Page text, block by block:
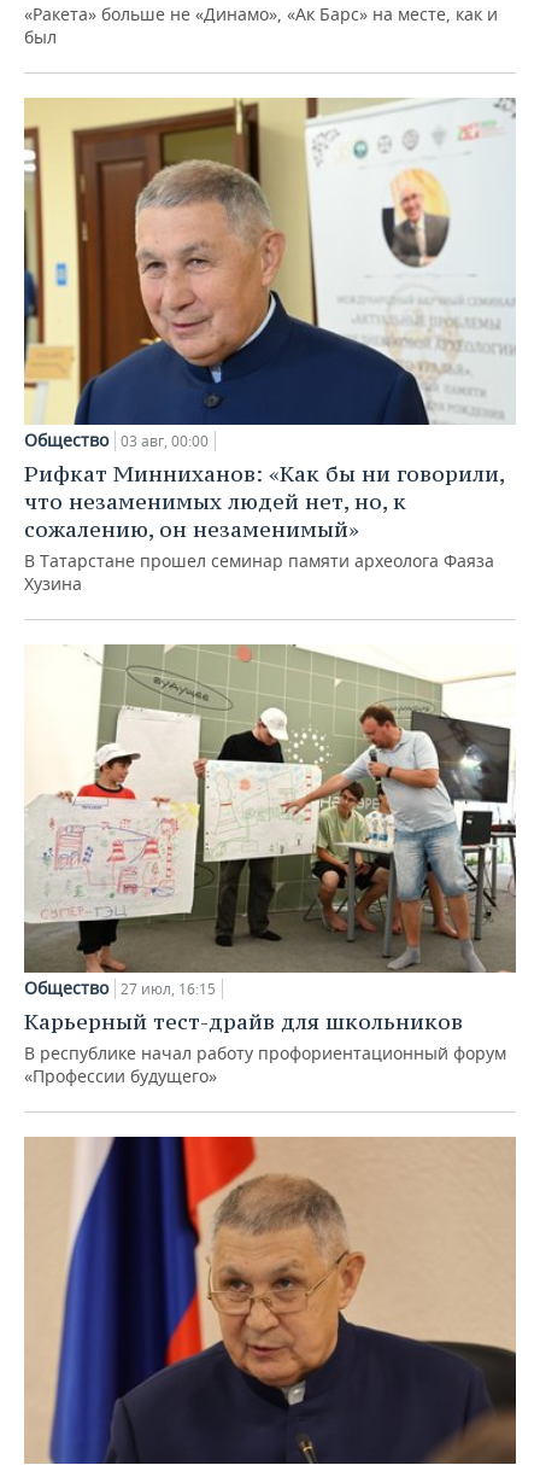
«Ракета» больше не «Динамо», «Ак Барс» на месте, как и
был
Общество 03 авг, 00:00
Рифкат Минниханов: «Как бы ни говорили,
что незаменимых людей нет, но, к
сожалению, он незаменимый»
В Татарстане прошел семинар памяти археолога Фаяза
Хузина
Общество 27 июл, 16:15
Карьерный тест-драйв для школьников
В республике начал работу профориентационный форум
«Профессии будущего»